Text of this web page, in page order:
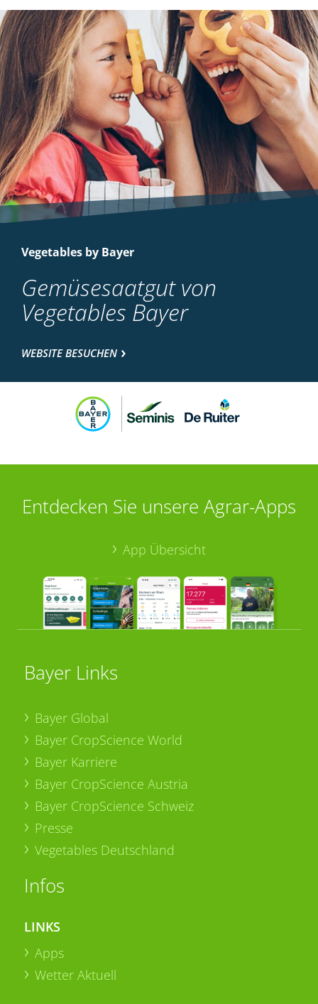
Vegetables by Bayer
Gemüsesaatgut von
Vegetables Bayer
WEBSITE BESUCHEN
Entdecken Sie unsere Agrar-Apps
App Übersicht
Bayer Links
Bayer Global
Bayer CropScience World
Bayer Karriere
Bayer CropScience Austria
Bayer CropScience Schweiz
Presse
Vegetables Deutschland
Infos
LINKS
Apps
Wetter Aktuell